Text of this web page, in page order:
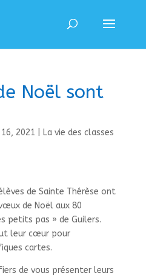
Noël sont
16, 2021
La vie des classes
de Sainte Thérèse ont
de Noël aux 80
petits pas » de Guilers.
leur cœur pour
cartes.
de vous présenter leurs